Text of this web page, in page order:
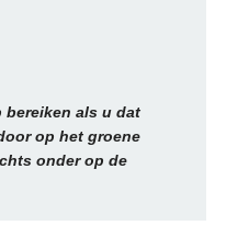
bereiken als u dat
op het groene
onder op de